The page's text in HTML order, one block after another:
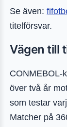
Se även:
titelförsvar.
Vägen till
CONMEBOL-
över två år
som testar
Matcher på